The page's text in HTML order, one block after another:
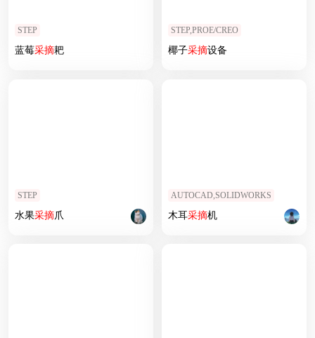
STEP
蓝莓采摘耙
STEP,PROE/CREO
椰子采摘设备
STEP
水果采摘爪
AUTOCAD,SOLIDWORKS
木耳采摘机